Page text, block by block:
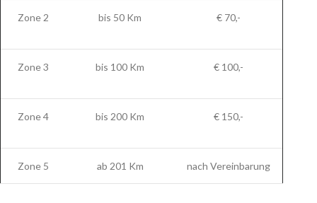
Zone 2 bis 50 Km € 70,-
Zone 3 bis 100 Km € 100,-
Zone 4 bis 200 Km € 150,-
Zone 5 ab 201 Km nach Vereinbarung